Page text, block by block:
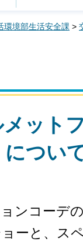
環境部生活安全課 >
メット
つい
ンコーデ
ーと、ス